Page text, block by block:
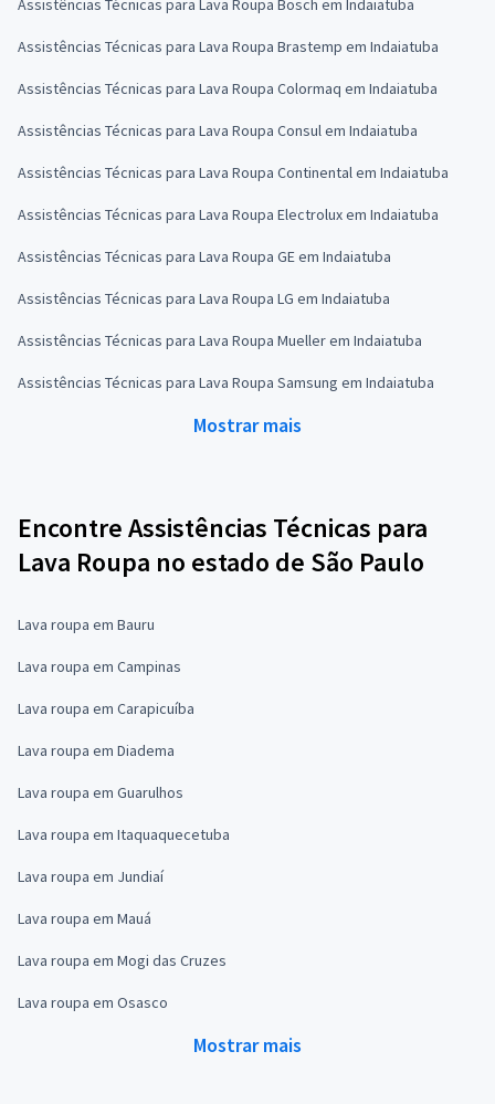
Assistências Técnicas para Lava Roupa Bosch em Indaiatuba
Assistências Técnicas para Lava Roupa Brastemp em Indaiatuba
Assistências Técnicas para Lava Roupa Colormaq em Indaiatuba
Assistências Técnicas para Lava Roupa Consul em Indaiatuba
Assistências Técnicas para Lava Roupa Continental em Indaiatuba
Assistências Técnicas para Lava Roupa Electrolux em Indaiatuba
Assistências Técnicas para Lava Roupa GE em Indaiatuba
Assistências Técnicas para Lava Roupa LG em Indaiatuba
Assistências Técnicas para Lava Roupa Mueller em Indaiatuba
Assistências Técnicas para Lava Roupa Samsung em Indaiatuba
Mostrar mais
Encontre Assistências Técnicas para
Lava Roupa no estado de São Paulo
Lava roupa em Bauru
Lava roupa em Campinas
Lava roupa em Carapicuíba
Lava roupa em Diadema
Lava roupa em Guarulhos
Lava roupa em Itaquaquecetuba
Lava roupa em Jundiaí
Lava roupa em Mauá
Lava roupa em Mogi das Cruzes
Lava roupa em Osasco
Mostrar mais